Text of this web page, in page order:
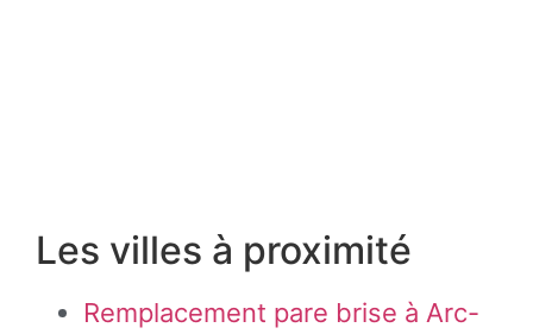
Les villes à proximité
Remplacement pare brise à Arc-